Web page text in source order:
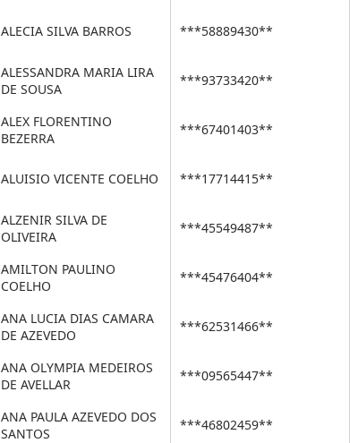
ALECIA SILVA BARROS ***58889430**
ALESSANDRA MARIA LIRA
DE SOUSA
***93733420**
ALEX FLORENTINO
BEZERRA
***67401403**
ALUISIO VICENTE COELHO ***17714415**
ALZENIR SILVA DE
OLIVEIRA
***45549487**
AMILTON PAULINO
COELHO
***45476404**
ANA LUCIA DIAS CAMARA
DE AZEVEDO
***62531466**
ANA OLYMPIA MEDEIROS
DE AVELLAR
***09565447**
ANA PAULA AZEVEDO DOS
SANTOS
***46802459**